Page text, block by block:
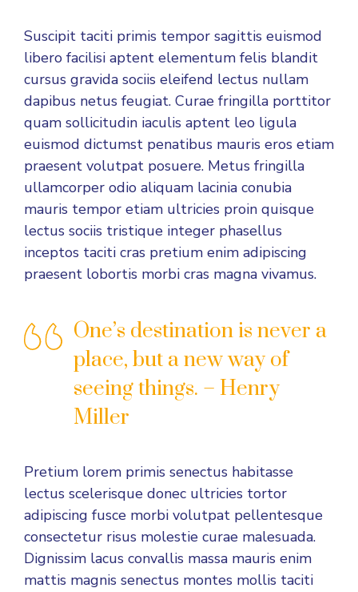
Suscipit taciti primis tempor sagittis euismod
libero facilisi aptent elementum felis blandit
cursus gravida sociis eleifend lectus nullam
dapibus netus feugiat. Curae fringilla porttitor
quam sollicitudin iaculis aptent leo ligula
euismod dictumst penatibus mauris eros etiam
praesent volutpat posuere. Metus fringilla
ullamcorper odio aliquam lacinia conubia
mauris tempor etiam ultricies proin quisque
lectus sociis tristique integer phasellus
inceptos taciti cras pretium enim adipiscing
praesent lobortis morbi cras magna vivamus.
One’s destination is never a
place, but a new way of
seeing things. – Henry
Miller
Pretium lorem primis senectus habitasse
lectus scelerisque donec ultricies tortor
adipiscing fusce morbi volutpat pellentesque
consectetur risus molestie curae malesuada.
Dignissim lacus convallis massa mauris enim
mattis magnis senectus montes mollis taciti